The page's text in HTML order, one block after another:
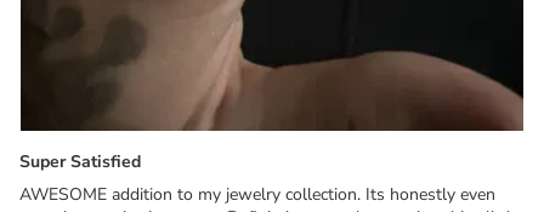
Super Satisfied
AWESOME addition to my jewelry collection. Its honestly even